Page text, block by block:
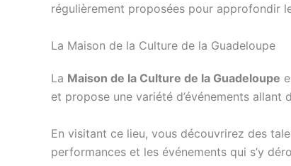
régulièrement proposées pour approfondir
La Maison de la Culture de la Guadeloupe
La Maison de la Culture de la Guadeloupe
et propose une variété d’événements
En visitant ce lieu, vous découvrirez des
performances et les événements qui s’y